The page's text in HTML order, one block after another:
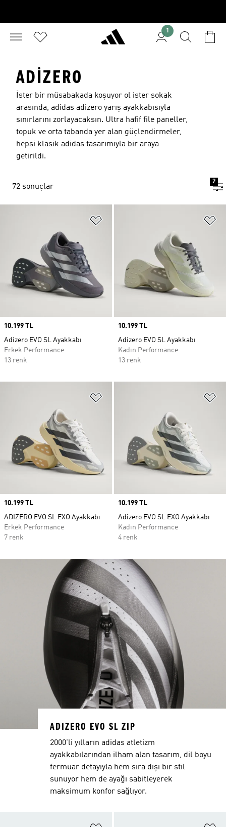
1
ADIZERO
İster bir müsabakada koşuyor ol ister sokak
arasında, adidas adizero yarış ayakkabısıyla
sınırlarını zorlayacaksın. Ultra hafif file paneller,
topuk ve orta tabanda yer alan güçlendirmeler,
hepsi klasik adidas tasarımıyla bir araya
getirildi.
72 sonuçlar
2
Price
10.199 TL
Adizero EVO SL Ayakkabı
Erkek Performance
13 renk
Price
10.199 TL
Adizero EVO SL Ayakkabı
Kadın Performance
13 renk
Price
10.199 TL
ADIZERO EVO SL EXO Ayakkabı
Erkek Performance
7 renk
Price
10.199 TL
Adizero EVO SL EXO Ayakkabı
Kadın Performance
4 renk
ADIZERO EVO SL ZIP
2000'li yılların adidas atletizm
ayakkabılarından ilham alan tasarım, dil boyu
fermuar detayıyla hem sıra dışı bir stil
sunuyor hem de ayağı sabitleyerek
maksimum konfor sağlıyor.